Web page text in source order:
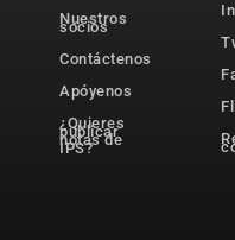
Nuestros
socios
Contáctenos
Apóyenos
¿Quieres
publicar
notas de
IPS?